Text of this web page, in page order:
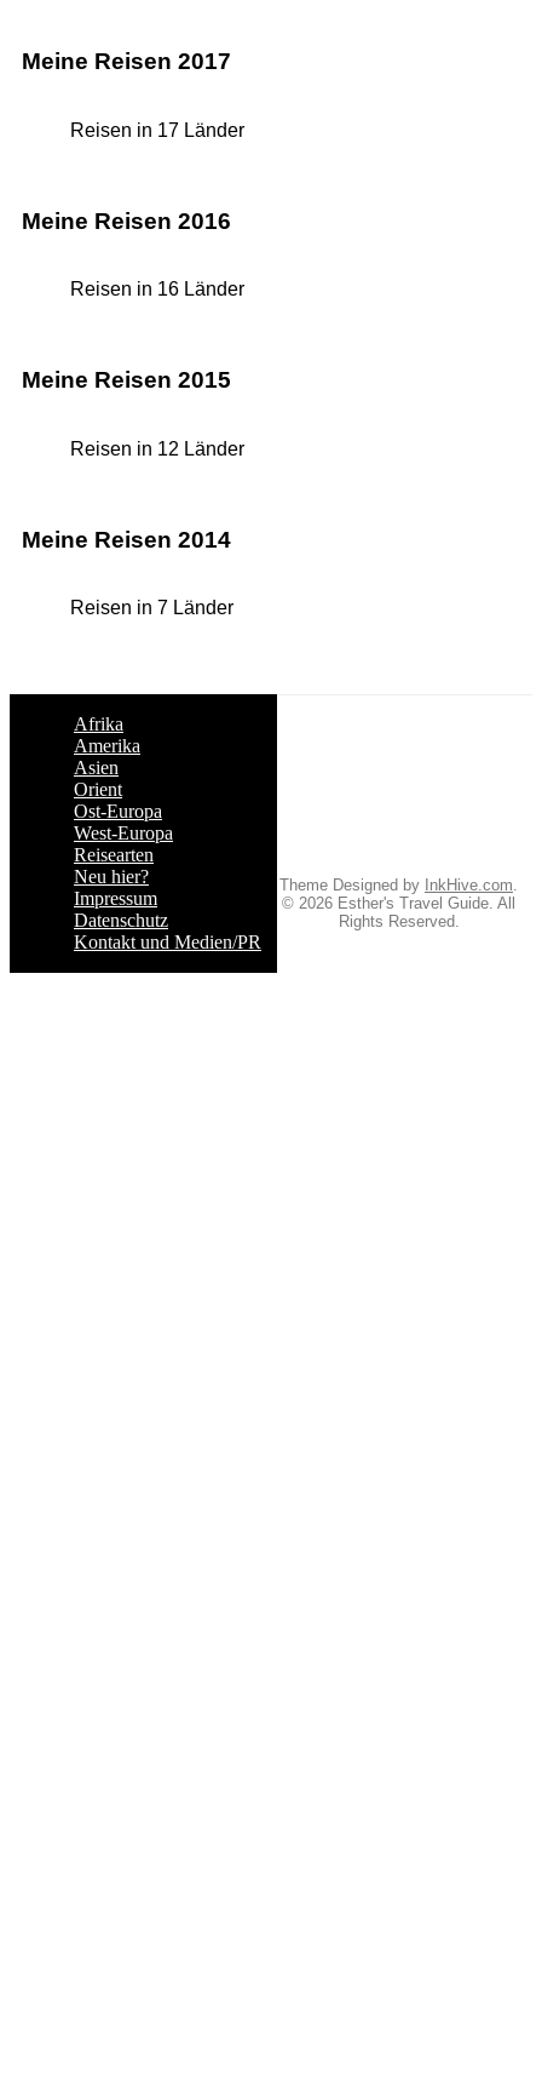
Meine Reisen 2017
Reisen in 17 Länder
Meine Reisen 2016
Reisen in 16 Länder
Meine Reisen 2015
Reisen in 12 Länder
Meine Reisen 2014
Reisen in 7 Länder
Afrika
Amerika
Asien
Orient
Ost-Europa
West-Europa
Reisearten
Neu hier?
Impressum
Datenschutz
Kontakt und Medien/PR
Theme Designed by InkHive.com.
© 2026 Esther's Travel Guide. All
Rights Reserved.